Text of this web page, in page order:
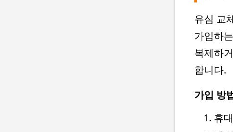
유심 교
가입하
복제하
합니다.
가입 방
휴